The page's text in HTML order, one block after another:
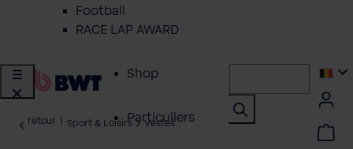
Football
RACE LAP AWARD
Shop
Particuliers
retour Sport & Loisirs Vestes